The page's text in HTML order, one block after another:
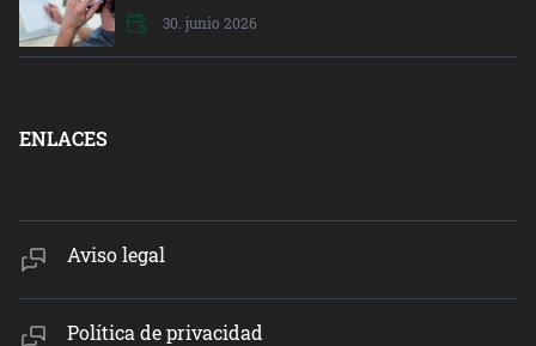
30. junio 2026
ENLACES
Aviso legal
Política de privacidad